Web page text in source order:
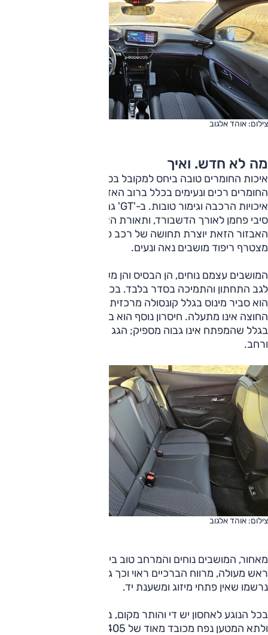
צילום: אוהד אלגוב
מה לא חדש. ואיך
איכות החומרים טובה ביחס למקובל בסגמנט, בחלקים העליונים
החומרים רכים ונעימים בכלל ברוב האזורים, ואליה מצטרפות
איכויות הרכבה וגימור טובות. ב-'GT' גם חומרי דיפון במרקם של
סיבי פחמן לאורך הדשבורד, ותאורת האווירה נאה מאוד. רמת
האבזור הזאת יוצרת תחושה של רכב פרמיום, כאשר לכל אלה
מצטרף ריפוד מושבים נאה ונעים.
המושבים עצמם נוחים, הן הבסיס והן משענת הגב, אך אין כיוון
לגב התחתון והתמיכה בסדר בלבד. בכל הנוגע למרחב מלפנים,
הוא סביר מינוס בגלל קונסולה מרכזית רחבה. שדה הראייה
החוצה אינו מתעלה. חיסרון נוסף הוא בנוחות הכניסה והיציאה,
בגלל שהמפתח אינו גבוה מספיק; הגג נמוך, ואילו הסף גבוה
ורחב.
צילום: אוהד אלגוב
מאחור, המושבים נוחים והמרחב טוב ביחס לסגמנט, עם מרווח
ראש מעולה, מרווח הברכיים ראוי וכך גם לכפות הרגליים. לחובתו
נרשמו שאין פתחי מיזוג ומשענת יד.
בכל הנוגע לאחסון יש די והותר מקום, ביחס לרכב פנאי קטן,